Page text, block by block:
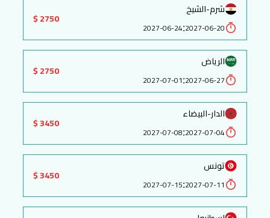
شرم-الشيخ
2027-06-20
:
2027-06-24
2750 $
الرياض
2027-06-27
:
2027-07-01
2750 $
الدار-البيضاء
2027-07-04
:
2027-07-08
3450 $
تونس
2027-07-11
:
2027-07-15
3450 $